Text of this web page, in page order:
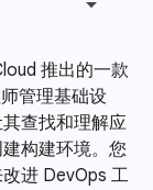
推出的一款
管理基础设
查找和理解应
构建环境。您
进 DevOps 工